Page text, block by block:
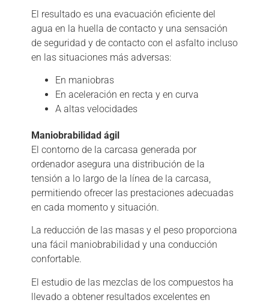
El resultado es una evacuación eficiente del
agua en la huella de contacto y una sensación
de seguridad y de contacto con el asfalto incluso
en las situaciones más adversas:
En maniobras
En aceleración en recta y en curva
A altas velocidades
Maniobrabilidad ágil
El contorno de la carcasa generada por
ordenador asegura una distribución de la
tensión a lo largo de la línea de la carcasa,
permitiendo ofrecer las prestaciones adecuadas
en cada momento y situación.
La reducción de las masas y el peso proporciona
una fácil maniobrabilidad y una conducción
confortable.
El estudio de las mezclas de los compuestos ha
llevado a obtener resultados excelentes en